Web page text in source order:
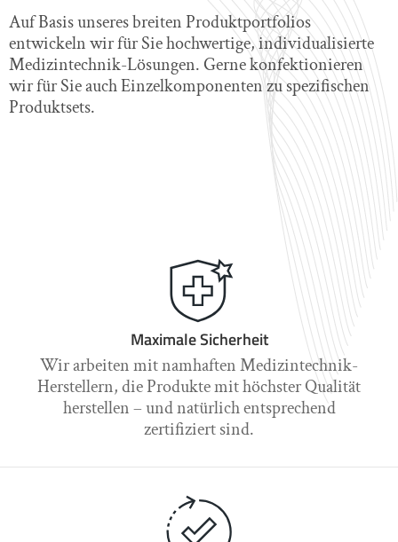
Auf Basis unseres breiten Produktportfolios
entwickeln wir für Sie hochwertige, individualisierte
Medizintechnik-Lösungen. Gerne konfektionieren
wir für Sie auch Einzelkomponenten zu spezifischen
Produktsets.
Maximale Sicherheit
Wir arbeiten mit namhaften Medizintechnik-
Herstellern, die Produkte mit höchster Qualität
herstellen – und natürlich entsprechend
zertifiziert sind.